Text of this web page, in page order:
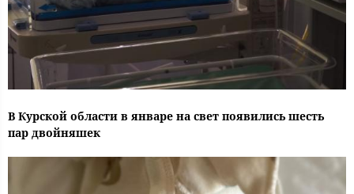
В Курской области в январе на свет появились шесть
пар двойняшек